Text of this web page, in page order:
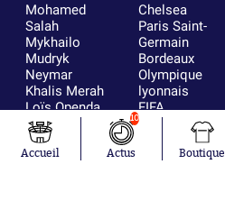
Mohamed
Salah
Mykhailo
Mudryk
Neymar
Khalis Merah
Loïs Openda
Moussa
Niakhaté
Nicolás
Chelsea
Paris Saint-
Germain
Bordeaux
Olympique
lyonnais
FIFA
Real Madrid
RC Strasbourg
AC Milan
Accueil
10
Actus Boutique